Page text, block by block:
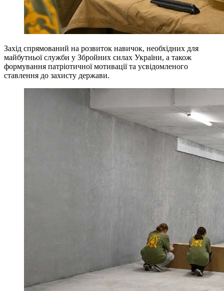
Захід спрямований на розвиток навичок, необхідних для
майбутньої служби у Збройних силах України, а також
формування патріотичної мотивації та усвідомленого
ставлення до захисту держави.